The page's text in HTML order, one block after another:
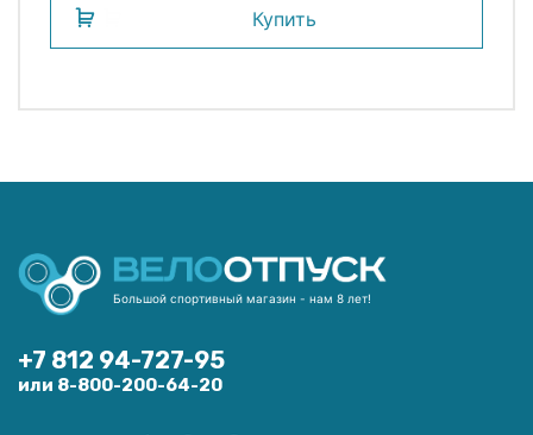
Купить
Большой спортивный магазин - нам 8 лет!
+7 812 94-727-95
или 8-800-200-64-20